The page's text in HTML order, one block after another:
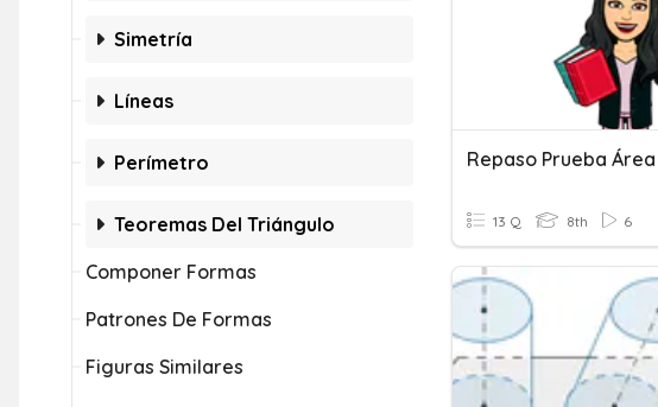
Simetría
Líneas
Perímetro
Teoremas Del Triángulo
Componer Formas
Patrones De Formas
Figuras Similares
13 Q 8th 6